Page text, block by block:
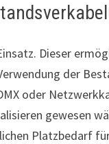
Dieser
der
oder
gewesen
Platzbedarf